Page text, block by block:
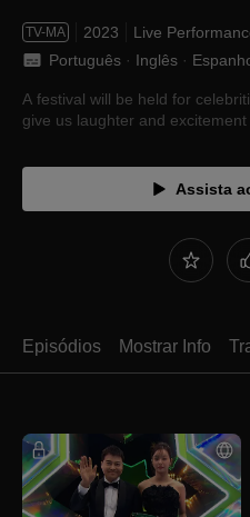
TV-MA 2023 Live
Português · Inglês ·
A festival will be held for
give us laughter and excitement
Assista
Episódios Mostrar Info